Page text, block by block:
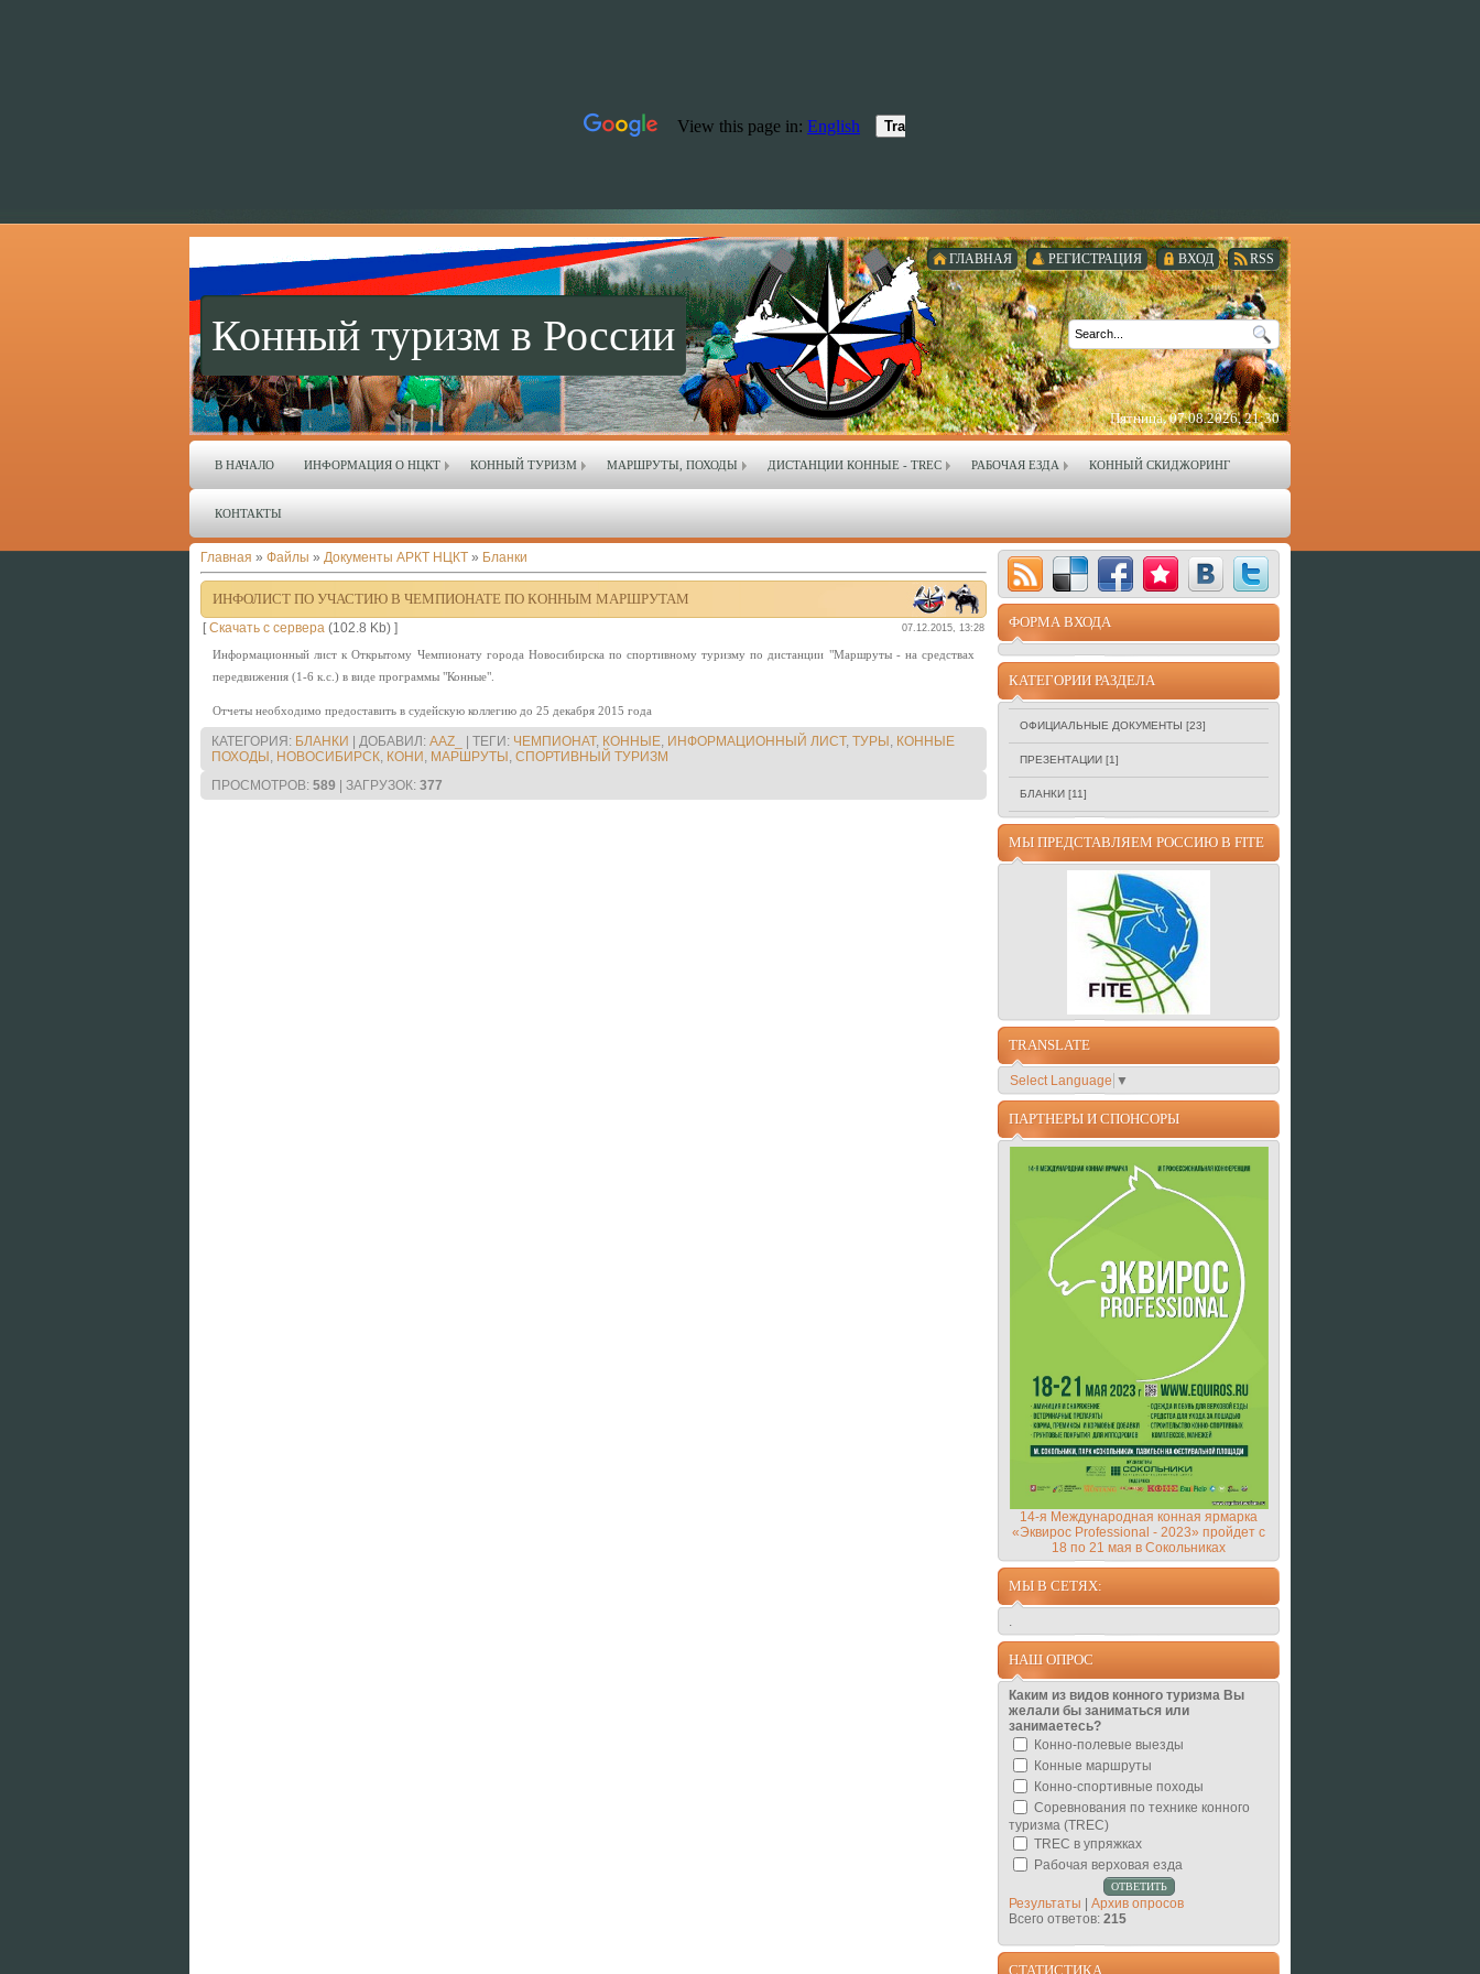
RSS
ВХОД
РЕГИСТРАЦИЯ
ГЛАВНАЯ
Конный туризм в России
Пятница, 07.08.2026, 21:30
В НАЧАЛО ИНФОРМАЦИЯ О НЦКТ КОННЫЙ ТУРИЗМ МАРШРУТЫ, ПОХОДЫ ДИСТАНЦИИ КОННЫЕ - TREC РАБОЧАЯ ЕЗДА КОННЫЙ СКИДЖОРИНГ
КОНТАКТЫ
Главная » Файлы » Документы АРКТ НЦКТ » Бланки
ИНФОЛИСТ ПО УЧАСТИЮ В ЧЕМПИОНАТЕ ПО КОННЫМ МАРШРУТАМ
[Скачать с сервера (102.8 Kb) ] 07.12.2015, 13:28
Информационный лист к Открытому Чемпионату города Новосибирска по спортивному туризму по дистанции "Маршруты - на средствах
передвижения (1-6 к.с.) в виде программы "Конные".
Отчеты необходимо предоставить в судейскую коллегию до 25 декабря 2015 года
КАТЕГОРИЯ : БЛАНКИ ДОБАВИЛ : AAZ_ ТЕГИ : ЧЕМПИОНАТ, КОННЫЕ, ИНФОРМАЦИОННЫЙ ЛИСТ, ТУРЫ , КОННЫЕ
ПОХОДЫ , НОВОСИБИРСК, КОНИ , МАРШРУТЫ , СПОРТИВНЫЙ ТУРИЗМ
ПРОСМОТРОВ: 589 ЗАГРУЗОК: 377
ФОРМА ВХОДА
КАТЕГОРИИ РАЗДЕЛА
ОФИЦИАЛЬНЫЕ ДОКУМЕНТЫ [23]
ПРЕЗЕНТАЦИИ [1]
БЛАНКИ [11]
МЫ ПРЕДСТАВЛЯЕМ РОССИЮ В FITE
TRANSLATE
Select Language ▼
ПАРТНЕРЫ И СПОНСОРЫ
14-я Международная конная ярмарка
«Эквирос Professional - 2023» пройдет с
18 по 21 мая в Сокольниках
МЫ В СЕТЯХ:
.
НАШ ОПРОС
Каким из видов конного туризма Вы
желали бы заниматься или
занимаетесь?
Конно-полевые выезды
Конные маршруты
Конно-спортивные походы
Соревнования по технике конного
туризма (TREC)
TREC в упряжках
Рабочая верховая езда
Результаты
Архив опросов
Всего ответов: 215
СТАТИСТИКА